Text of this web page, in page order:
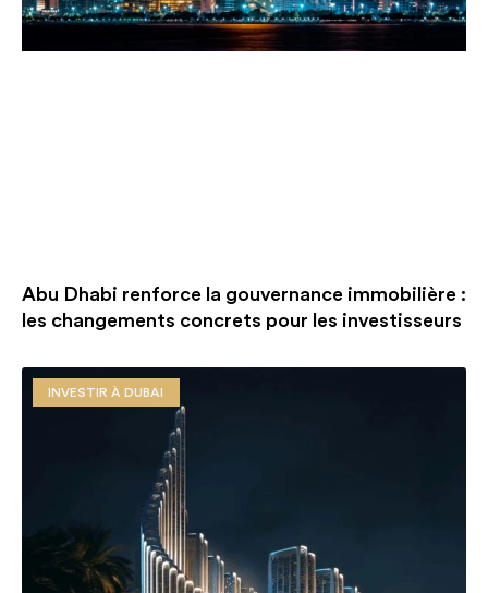
Abu Dhabi renforce la gouvernance immobilière :
les changements concrets pour les investisseurs
INVESTIR À DUBAI